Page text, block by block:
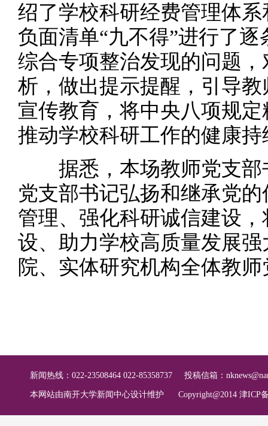
绍了学校科研经费管理体
负面清单“九不得”进行了
综合专项整治发现的问题
析，做出提示提醒，引导
宣传教育，将中央八项规
推动学校科研工作的健康持
据悉，本场教师党支部
党支部书记弘扬和继承党
管理、强化科研诚信建设
设、助力学校高质量发展
院、实体研究机构全体教
新闻热线：022-23508464 022-85358737 投稿信箱：
本网站由南开大学新闻中心设计维护 Copyright@2014 津ICP